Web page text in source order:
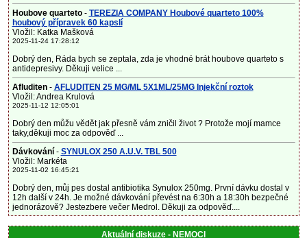
Houbove quarteto- TEREZIA COMPANY Houbové quarteto 100%
houbový přípravek 60 kapslí
Vložil: Katka Mašková
2025-11-24 17:28:12
Dobrý den, Ráda bych se zeptala, zda je vhodné brát houbove quarteto s
antidepresivy. Děkuji velice ...
Afluditen- AFLUDITEN 25 MG/ML 5X1ML/25MG Injekční roztok
Vložil: Andrea Krulová
2025-11-12 12:05:01
Dobrý den můžu vědět jak přesně vám zničil život ? Protože mojí mamce
taky,děkuji moc za odpověď ...
Dávkování - SYNULOX 250 A.U.V. TBL 500
Vložil: Markéta
2025-11-02 16:45:21
Dobrý den, můj pes dostal antibiotika Synulox 250mg. První dávku dostal v
12h další v 24h. Je možné dávkování převést na 6:30h a 18:30h bezpečné
jednorázově? Jestezbere večer Medrol. Děkuji za odpověď....
Aktuální diskuze - NEMOCI